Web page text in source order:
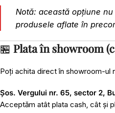
Notă: această opțiune
produsele aflate în
🏪 Plata în showroom
Poți achita direct în showroom-ul
Șos. Vergului nr. 65, sector 2,
Acceptăm atât plata cash, cât și